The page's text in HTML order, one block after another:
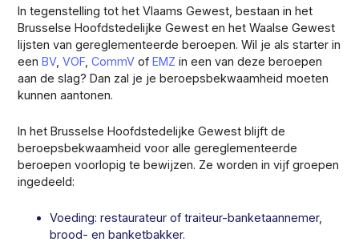
In tegenstelling tot het Vlaams Gewest, bestaan in het
Brusselse Hoofdstedelijke Gewest en het Waalse Gewest
lijsten van gereglementeerde beroepen. Wil je als starter in
eenBV,VOF CommV ofEMZ in een van deze beroepen
aan de slag? Dan zal je je beroepsbekwaamheid moeten
kunnen aantonen.
In het Brusselse Hoofdstedelijke Gewest blijft de
beroepsbekwaamheid voor alle gereglementeerde
beroepen voorlopig te bewijzen. Ze worden in vijf groepen
ingedeeld:
Voeding: restaurateur of traiteur-banketaannemer,
brood- en banketbakker.